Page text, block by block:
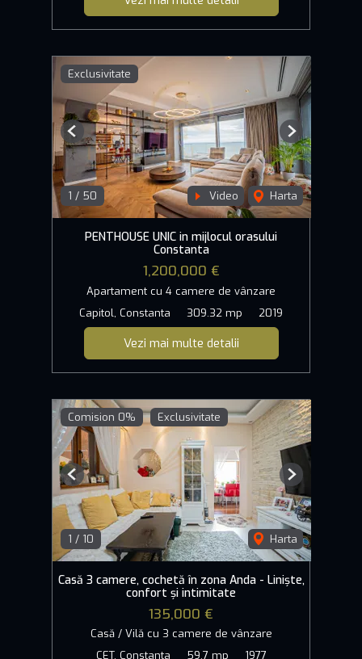
Exclusivitate
1 / 50 Video Harta
Previous Next
PENTHOUSE UNIC in mijlocul orasului
Constanta
1,200,000 €
Apartament cu 4 camere de vânzare
Capitol, Constanta
309.32 mp 2019
Vezi mai multe detalii
Comision 0% Exclusivitate
1 / 10 Harta
Previous Next
Casă 3 camere, cochetă în zona Anda - Liniște,
confort și intimitate
135,000 €
Casă / Vilă cu 3 camere de vânzare
CET, Constanta
59.7 mp 1977